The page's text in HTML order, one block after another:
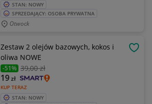
STAN: NOWY
SPRZEDAJĄCY: OSOBA PRYWATNA
Otwock
Zestaw 2 olejów bazowych, kokos i
oliwa NOWE
-51% 39,00 zł
KUP TERAZ
19zł
STAN: NOWY